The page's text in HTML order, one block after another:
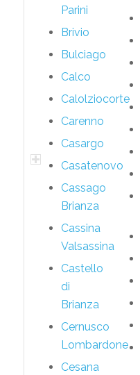
Parini
Brivio
Bulciago
Calco
Calolziocorte
Carenno
Casargo
Casatenovo
Cassago
Brianza
Cassina
Valsassina
Castello
di
Brianza
Cernusco
Lombardone
Cesana